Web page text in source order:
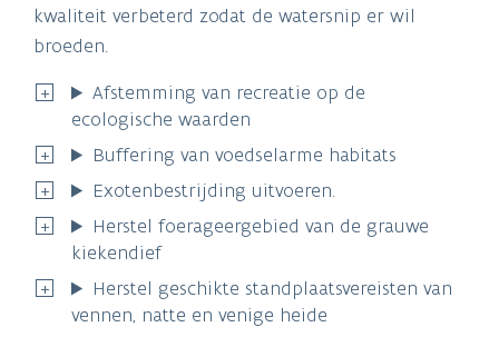
kwaliteit verbeterd zodat de watersnip er wil
broeden.
Afstemming van recreatie op de
ecologische waarden
Buffering van voedselarme habitats
Exotenbestrijding uitvoeren.
Herstel foerageergebied van de grauwe
kiekendief
Herstel geschikte standplaatsvereisten van
vennen, natte en venige heide